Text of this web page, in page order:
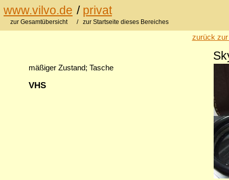
www.vilvo.de / privat
zur Gesamtübersicht / zur Startseite dieses Bereiches
zurück
mäßiger Zustand; Tasche
VHS